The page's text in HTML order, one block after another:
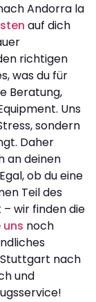
Andorra la
auf dich
richtigen
was du für
Beratung,
Uns
sondern
Daher
an deinen
ob du eine
Teil des
– wir finden die
noch
nach
und